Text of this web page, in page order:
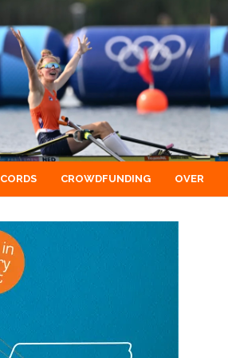
CROWDFUNDING OVER